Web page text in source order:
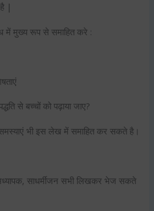
|
में मुख्य रूप से समाहित करे :
से बच्चों को पढ़ाया जाए?
भी इस लेख में समाहित कर सकते है।
साधर्मीजन सभी लिखकर भेज सकते